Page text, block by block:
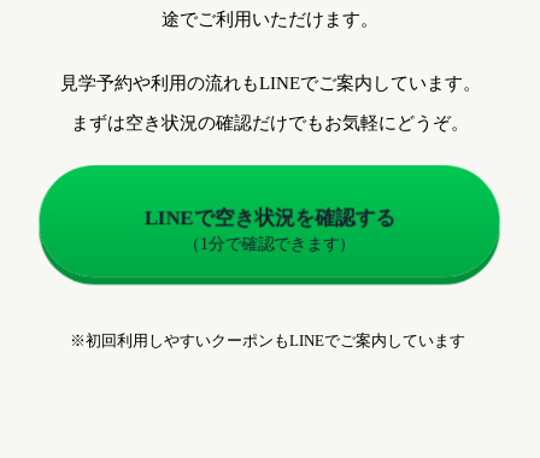
途でご利用いただけます。
見学予約や利用の流れもLINEでご案内しています。
まずは空き状況の確認だけでもお気軽にどうぞ。
LINEで空き状況を確認する
（1分で確認できます）
※初回利用しやすいクーポンもLINEでご案内しています